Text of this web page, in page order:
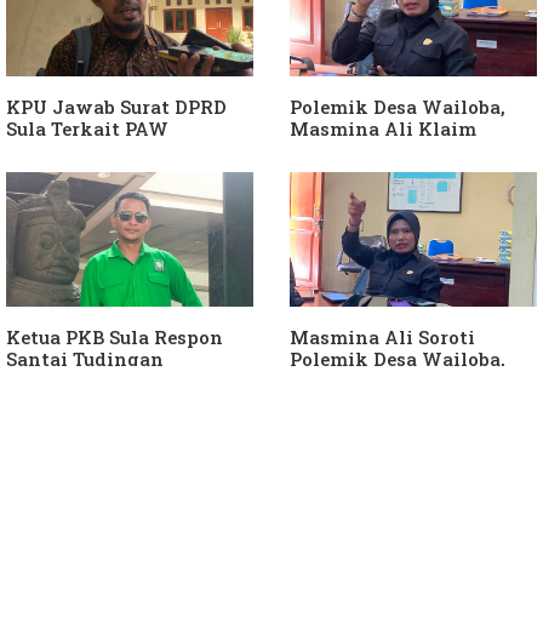
KPU Jawab Surat DPRD
Sula Terkait PAW
Hanura
Polemik Desa Wailoba,
Masmina Ali Klaim
Keterlibatan Ketua PKB
Sula
Ketua PKB Sula Respon
Santai Tudingan
Masmina Ali Soroti
Polemik Desa Wailoba,